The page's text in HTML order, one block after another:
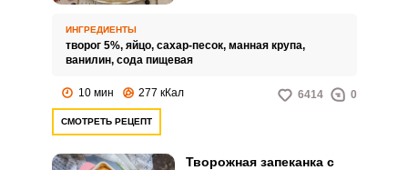
хорошо позавтракать. Если
полить вареньем, или
каждый раз придать запеканке
ИНГРЕДИЕНТЫ
творог 5%, яйцо, сахар-песок, манная крупа,
ванилин, сода пищевая
10 мин 277 кКал 6414 0
СМОТРЕТЬ РЕЦЕПТ
Творожная запеканка с